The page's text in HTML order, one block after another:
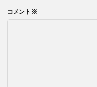
コメント ※